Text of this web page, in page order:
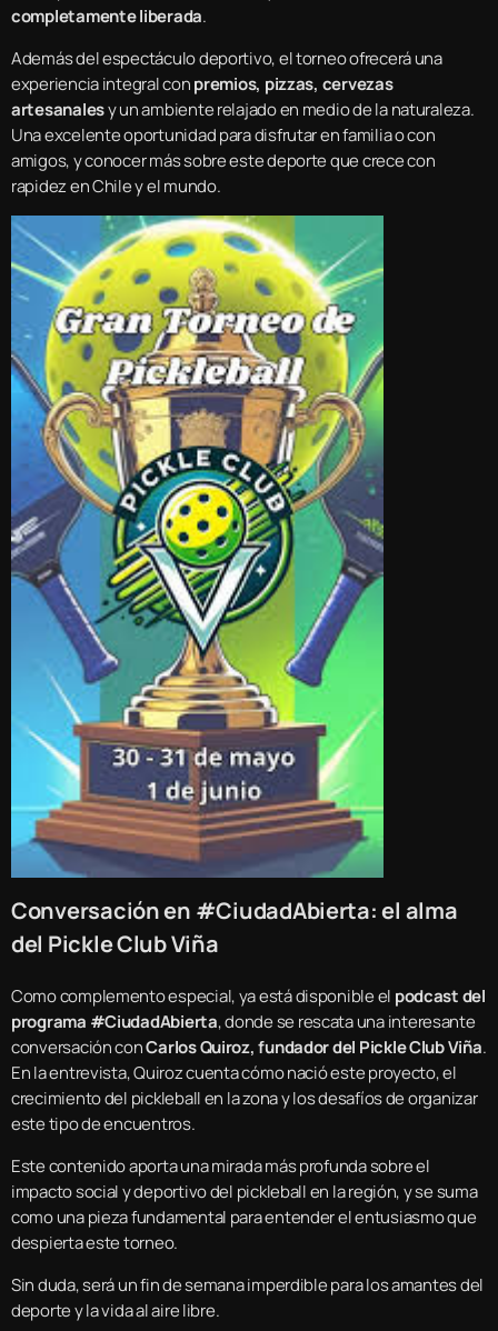
completamente liberada.
Además del espectáculo deportivo, el torneo ofrecerá una
experiencia integral conpremios, pizzas, cervezas
artesanalesy un ambiente relajado en medio de la naturaleza.
Una excelente oportunidad para disfrutar en familia o con
amigos, y conocer más sobre este deporte que crece con
rapidez en Chile y el mundo.
Conversación en #CiudadAbierta: el alma
del Pickle Club Viña
Como complemento especial, ya está disponible el podcast del
programa #CiudadAbierta, donde se rescata una interesante
conversación conCarlos Quiroz, fundador del Pickle Club Viña.
En la entrevista, Quiroz cuenta cómo nació este proyecto, el
crecimiento del pickleball en la zona y los desafíos de organizar
este tipo de encuentros.
Este contenido aporta una mirada más profunda sobre el
impacto social y deportivo del pickleball en la región, y se suma
como una pieza fundamental para entender el entusiasmo que
despierta este torneo.
Sin duda, será un fin de semana imperdible para los amantes del
deporte y la vida al aire libre.